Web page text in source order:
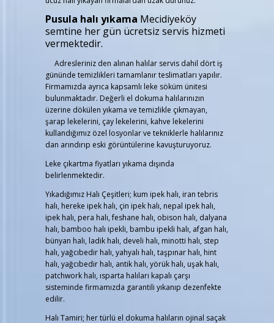
Pusula halı yıkama Mecidiyeköy
semtine her gün ücretsiz servis hizmeti
vermektedir.
Adresleriniz den alınan halılar servis dahil dört iş
gününde temizlikleri tamamlanır teslimatları yapılır.
Firmamızda ayrıca kapsamlı leke söküm ünitesi
bulunmaktadır. Değerli el dokuma halılarınızın
üzerine dökülen yıkama ve temizlikle çıkmayan,
şarap lekelerini, çay lekelerini, kahve lekelerini
kullandığımız özel losyonlar ve tekniklerle halılarınız
dan arındırıp eski görüntülerine kavuşturuyoruz.
Leke çıkartma fiyatları yıkama dışında
belirlenmektedir.
Yıkadığımız Halı Çeşitleri; kum ipek halı, iran tebris
halı, hereke ipek halı, çin ipek halı, nepal ipek halı,
ipek halı, pera halı, feshane halı, obison halı, dalyana
halı, bamboo halı ipekli, bambu ipekli halı, afgan halı,
bünyan halı, ladik halı, develi halı, minotti halı, step
halı, yağcıbedir halı, yahyalı halı, taşpınar halı, hint
halı, yağcıbedir halı, antik halı, yörük halı, uşak halı,
patchwork halı, ısparta halıları kapalı çarşı
sisteminde firmamızda garantili yıkanıp dezenfekte
edilir.
Halı Tamiri; her türlü el dokuma halıların ojinal saçak